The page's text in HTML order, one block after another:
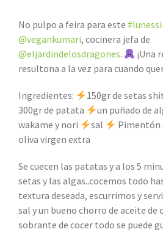
No pulpo a feira para este
@vegankumari, cocinera jefa de
@eljardindelosdragones.
¡Una
resultona a la vez para cuando
Ingredientes:
150gr de setas
300gr de patata
un puñado de
wakame y nori
sal Pimentón
oliva virgen extra
Se cuecen las patatas y a los 5
setas y las algas..cocemos todo
textura deseada, escurrimos y
sal y un bueno chorro de aceite de
sobrante de cocer todo se puede